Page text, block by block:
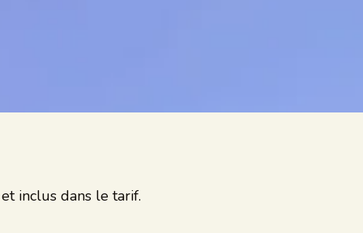
inclus dans le tarif.